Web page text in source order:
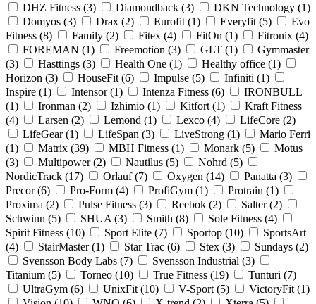
DHZ Fitness (3) Diamondback (3) DKN Technology (1)
Domyos (3) Drax (2) Eurofit (1) Everyfit (5)
Evo
Fitness (8) Family (2) Fitex (4) FitOn (1) Fitronix (4)
FOREMAN (1) Freemotion (3) GLT (1)
Gymmaster
(3) Hasttings (3) Health One (1) Healthy office (1)
Horizon (3) HouseFit (6) Impulse (5) Infiniti (1)
Inspire (1) Intensor (1) Intenza Fitness (6)
IRONBULL
(1) Ironman (2) Izhimio (1) Kitfort (1)
Kraft Fitness
(4) Larsen (2) Lemond (1) Lexco (4) LifeCore (2)
LifeGear (1) LifeSpan (3) LiveStrong (1)
Mario Ferri
(1) Matrix (39) MBH Fitness (1) Monark (5)
Motus
(3) Multipower (2) Nautilus (5) Nohrd (5)
NordicTrack (17) Orlauf (7) Oxygen (14) Panatta (3)
Precor (6) Pro-Form (4) ProfiGym (1) Protrain (1)
Proxima (2) Pulse Fitness (3) Reebok (2) Salter (2)
Schwinn (5) SHUA (3) Smith (8) Sole Fitness (4)
Spirit Fitness (10) Sport Elite (7) Sportop (10)
SportsArt
(4) StairMaster (1) Star Trac (6) Stex (3) Sundays (2)
Svensson Body Labs (7) Svensson Industrial (3)
Titanium (5) Torneo (10) True Fitness (19) Tunturi (7)
UltraGym (6) UnixFit (10) V-Sport (5) VictoryFit (1)